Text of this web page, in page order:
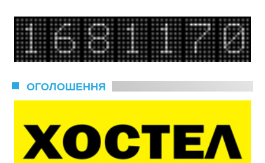
ОГОЛОШЕННЯ